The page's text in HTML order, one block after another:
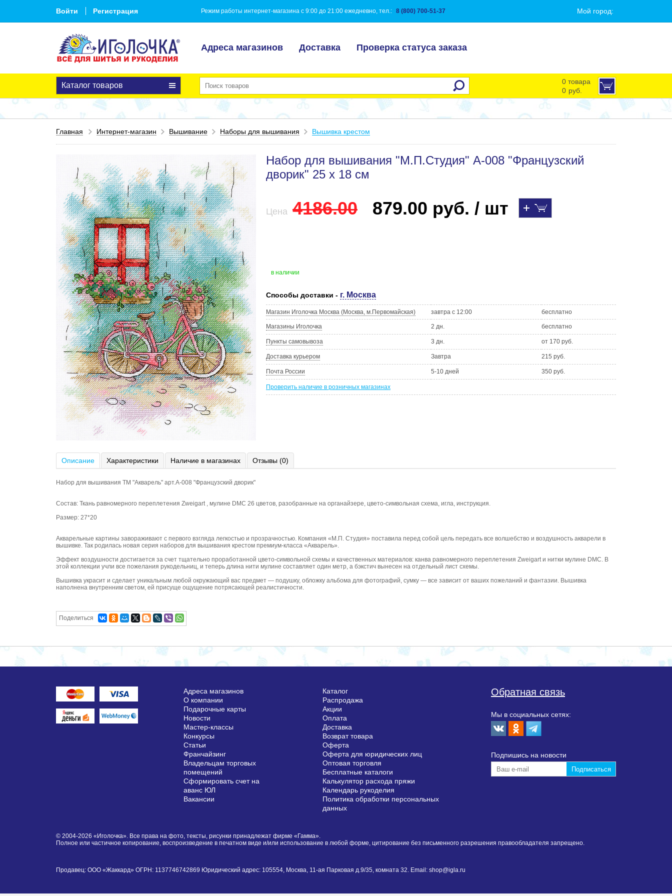
Войти Регистрация Режим работы интернет-магазина с 9:00 до 21:00 ежедневно, тел.: 8 (800) 700-51-37 Мой город:
Адреса магазинов Доставка Проверка статуса заказа
Каталог товаров
0 товара
0 руб.
Главная Интернет-магазин Вышивание Наборы для вышивания Вышивка крестом
Набор для вышивания "М.П.Студия" А-008 "Французский
дворик" 25 х 18 см
Цена 4186.00 879.00 руб. / шт
в наличии
Способы доставки - г. Москва
Магазин Иголочка Москва (Москва, м.Первомайская) завтра с 12:00 бесплатно
Магазины Иголочка 2 дн. бесплатно
Пункты самовывоза 3 дн. от 170 руб.
Доставка курьером Завтра 215 руб.
Почта России 5-10 дней 350 руб.
Проверить наличие в розничных магазинах
Описание Характеристики Наличие в магазинах Отзывы (0)
Набор для вышивания ТМ "Акварель" арт.А-008 "Французский дворик"
Состав: Ткань равномерного переплетения Zweigart , мулине DMC 26 цветов, разобранные на органайзере, цвето-символьная схема, игла, инструкция.
Размер: 27*20
Акварельные картины завораживают с первого взгляда легкостью и прозрачностью. Компания «М.П. Студия» поставила перед собой цель передать все волшебство и воздушность акварели в
вышивке. Так родилась новая серия наборов для вышивания крестом премиум-класса «Акварель».
Эффект воздушности достигается за счет тщательно проработанной цвето-символьной схемы и качественных материалов: канва равномерного переплетения Zweigart и нитки мулине DMC. В
этой коллекции учли все пожелания рукодельниц, и теперь длина нити мулине составляет один метр, а бэкстич вынесен на отдельный лист схемы.
Вышивка украсит и сделает уникальным любой окружающий вас предмет — подушку, обложку альбома для фотографий, сумку — все зависит от ваших пожеланий и фантазии. Вышивка
наполнена внутренним светом, ей присуще ощущение потрясающей реалистичности.
Поделиться
Адреса магазинов
О компании
Подарочные карты
Новости
Мастер-классы
Конкурсы
Статьи
Франчайзинг
Владельцам торговых
помещений
Сформировать счет на
аванс ЮЛ
Вакансии
Каталог
Распродажа
Акции
Оплата
Доставка
Возврат товара
Оферта
Оферта для юридических лиц
Оптовая торговля
Бесплатные каталоги
Калькулятор расхода пряжи
Календарь рукоделия
Политика обработки персональных
данных
Обратная связь
Мы в социальных сетях:
Подпишиcь на новости
© 2004-2026 «Иголочка». Все права на фото, тексты, рисунки принадлежат фирме «Гамма».
Полное или частичное копирование, воспроизведение в печатном виде и/или использование в любой форме, цитирование без письменного разрешения правообладателя запрещено.
Продавец: ООО «Жаккард» ОГРН: 1137746742869 Юридический адрес: 105554, Москва, 11-ая Парковая д.9/35, комната 32. Email: shop@igla.ru